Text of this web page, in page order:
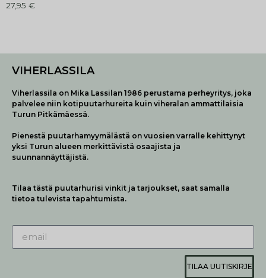
27,95 €
VIHERLASSILA
Viherlassila on Mika Lassilan 1986 perustama perheyritys, joka
palvelee niin kotipuutarhureita kuin viheralan ammattilaisia
Turun Pitkämäessä.
Pienestä puutarhamyymälästä on vuosien varralle kehittynyt
yksi Turun alueen merkittävistä osaajista ja
suunnannäyttäjistä.
Tilaa tästä puutarhurisi vinkit ja tarjoukset, saat samalla
tietoa tulevista tapahtumista.
TILAA UUTISKIRJE